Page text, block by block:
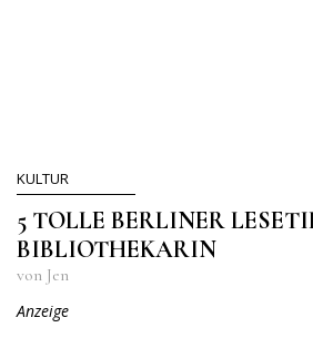
KULTUR
5 TOLLE BERLINER
BIBLIOTHEKARIN
von Jen
Anzeige